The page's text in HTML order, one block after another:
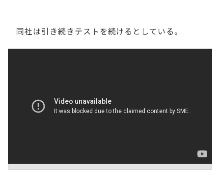
同社は引き続きテストを続けるとしている。